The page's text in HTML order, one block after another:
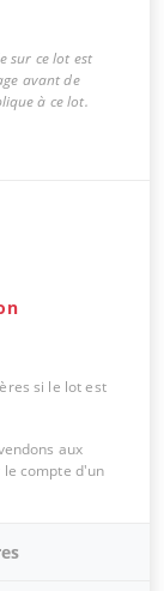
sur ce lot est
avant de
à ce lot.
si le lot est
aux
compte d'un